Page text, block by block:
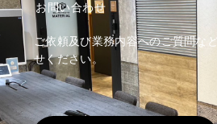
お問い合わせ
ご依頼及び業務内容へのご質問な
せください。